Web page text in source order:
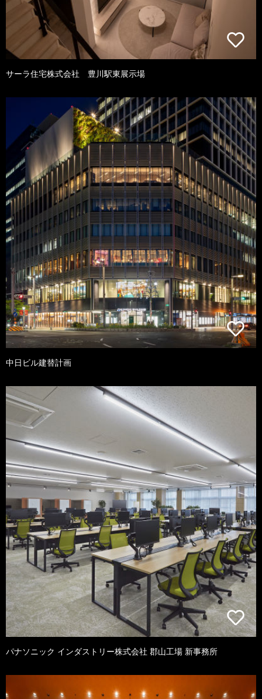
サーラ住宅株式会社 豊川駅東展示場
中日ビル建替計画
パナソニック インダストリー株式会社 郡山工場 新事務所